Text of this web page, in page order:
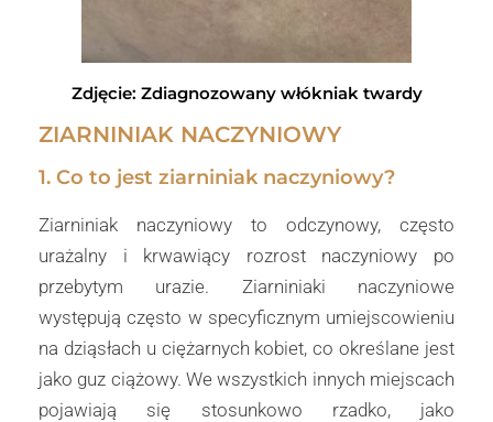
Zdjęcie: Zdiagnozowany włókniak twardy
ZIARNINIAK NACZYNIOWY
1. Co to jest ziarniniak naczyniowy?
Ziarniniak naczyniowy to odczynowy, często
urażalny i krwawiący rozrost naczyniowy po
przebytym urazie. Ziarniniaki naczyniowe
występują często w specyficznym umiejscowieniu
na dziąsłach u ciężarnych kobiet, co określane jest
jako guz ciążowy. We wszystkich innych miejscach
pojawiają się stosunkowo rzadko, jako